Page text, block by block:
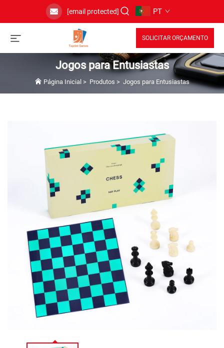
[email protected] PT
SOLICITAR ORÇAMENTO
Jogos para Entusiastas
Página Inicial > Produtos > Jogos para Entusiastas